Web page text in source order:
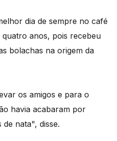
dia de sempre no café
anos, pois recebeu
bolachas na origem da
os amigos e para o
havia acabaram por
nata", disse.